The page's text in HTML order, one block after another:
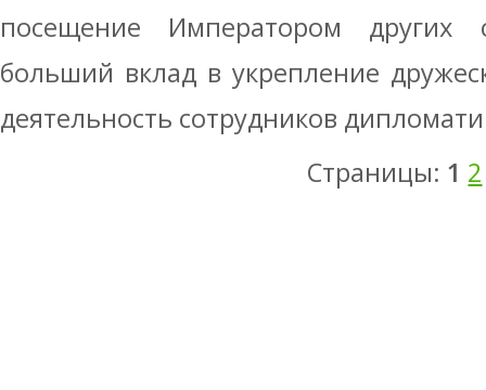
посещение Императором других
больший вклад в укрепление
деятельность сотрудников
Страницы: 1 2